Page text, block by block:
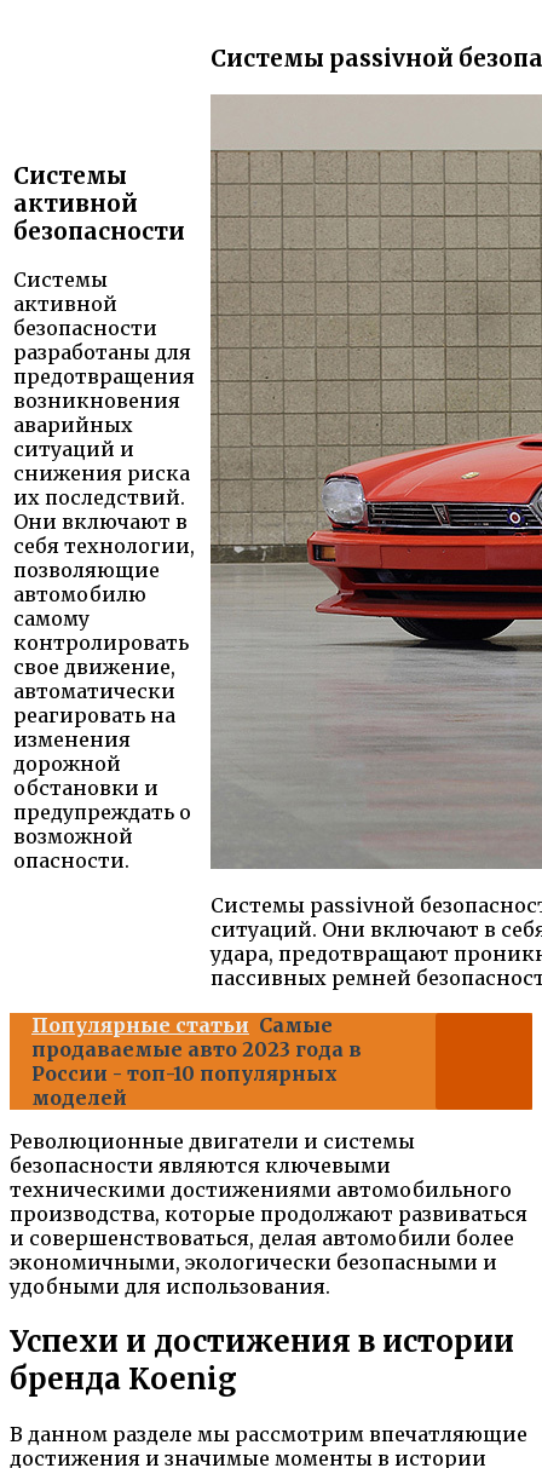
Системы
активной
безопасности
Системы
активной
безопасности
разработаны для
предотвращения
возникновения
аварийных
ситуаций и
снижения риска
их последствий.
Они включают в
себя технологии,
позволяющие
автомобилю
самому
контролировать
свое движение,
автоматически
реагировать на
изменения
дорожной
обстановки и
предупреждать о
возможной
опасности.
Системы passivной
Системы passivной
ситуаций. Они включают в
удара, предотвращают
пассивных ремней
Популярные статьи Самые
продаваемые авто 2023 года в
России - топ-10 популярных
моделей
Революционные двигатели и системы
безопасности являются ключевыми
техническими достижениями автомобильного
производства, которые продолжают развиваться
и совершенствоваться, делая автомобили более
экономичными, экологически безопасными и
удобными для использования.
Успехи и достижения в истории
бренда Koenig
В данном разделе мы рассмотрим впечатляющие
достижения и значимые моменты в истории